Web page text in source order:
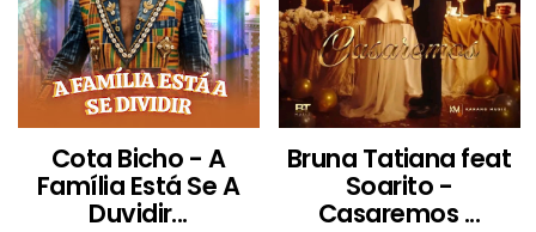
Cota Bicho - A
Família Está Se A
Duvidir...
Bruna Tatiana feat
Soarito -
Casaremos ...